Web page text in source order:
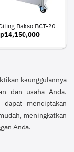
Bakso BCT-20
14,150,000
keunggulannya
dan usaha Anda.
menciptakan
meningkatkan
Anda.